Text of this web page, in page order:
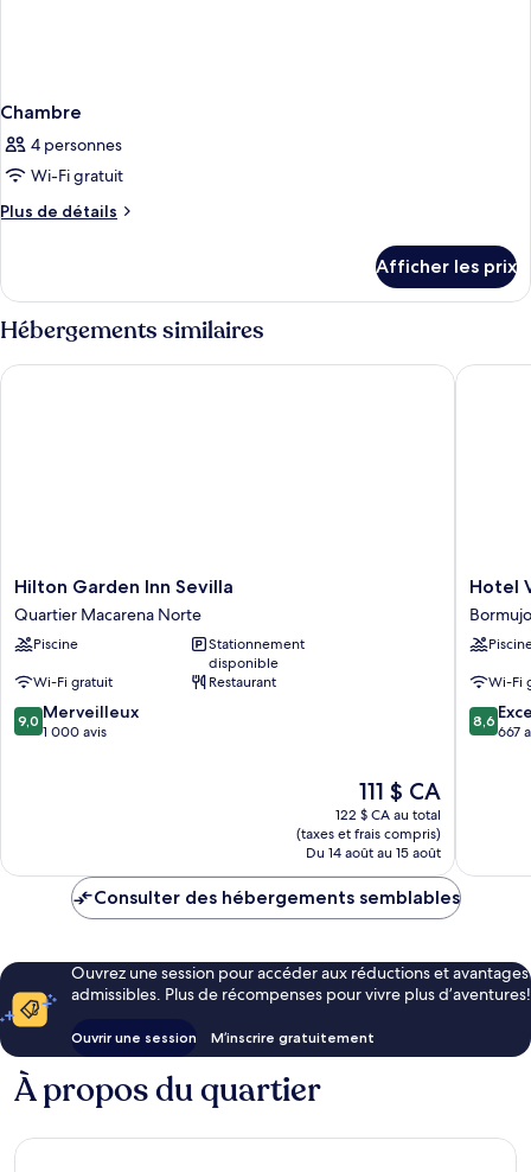
Chambre
4 personnes
Wi-Fi gratuit
Plus de détails
Plus
Chambre
Afficher les prix
Hébergements similaires
Hilton
Garden
Inn
Sevilla
Macarena
Norte
Hilton Garden Inn Sevilla
Quartier Macarena Norte
Piscine
Stationnement
disponible
Wi-Fi gratuit
Restaurant
9.0
sur
9,0 Merveilleux
1 000 avis
Le
prix
est
de
111 $ CA
111 $ CA
122 $ CA au total
(taxes et frais compris)
Du 14 août au 15 août
Hilton Garden Inn Sevilla
Hotel
Vértice
Aljarafe
Hotel
Wi-Fi
8.6
sur
8,6
667
Hotel
Consulter des hébergements semblables
Ouvrez une session pour accéder aux réductions et avantages
admissibles. Plus de récompenses pour vivre plus d’aventures!
Ouvrir une session M’inscrire gratuitement
À propos du quartier